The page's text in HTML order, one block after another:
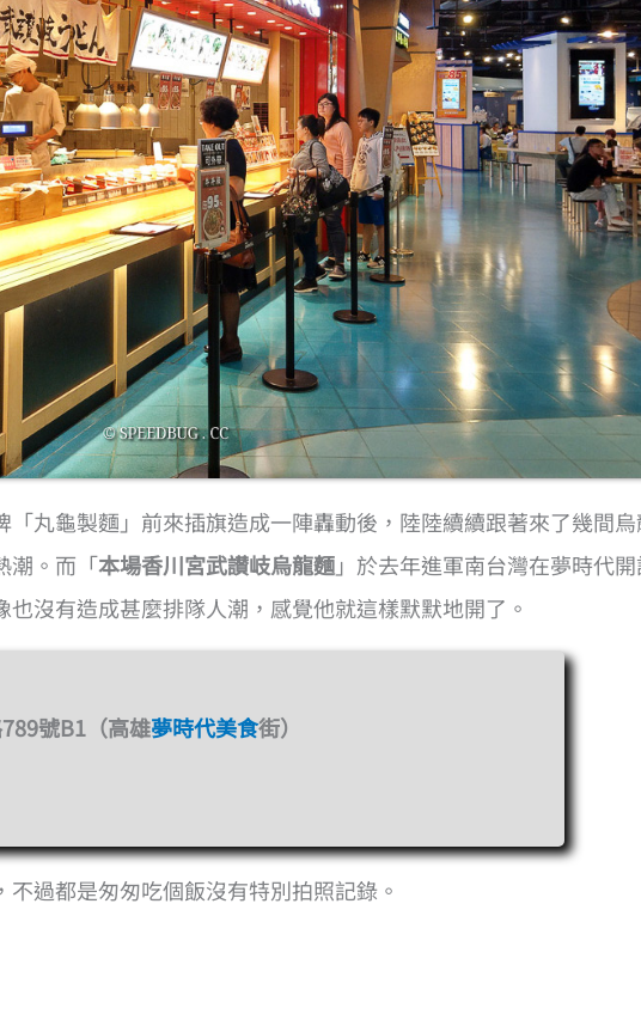
「丸龜製麵」前來插旗造成一陣轟動後，陸陸續續跟著來了幾間
潮。而「本場香川宮武讃岐烏龍麵」於去年進軍南台灣在夢時代
沒有造成甚麼排隊人潮，感覺他就這樣默默地開了。
號B1（高雄夢時代美食街）
過都是匆匆吃個飯沒有特別拍照記錄。